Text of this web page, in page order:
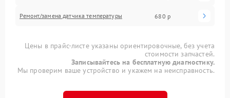
Ремонт/замена датчика температуры 680 р
Цены в прайс-листе указаны ориентировочные, без учета
стоимости запчастей.
Записывайтесь на бесплатную диагностику.
Мы проверим ваше устройство и укажем на неисправность.